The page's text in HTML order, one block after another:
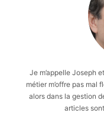
Je m’appelle Joseph
métier m’offre pas mal
alors dans la gestion
articles